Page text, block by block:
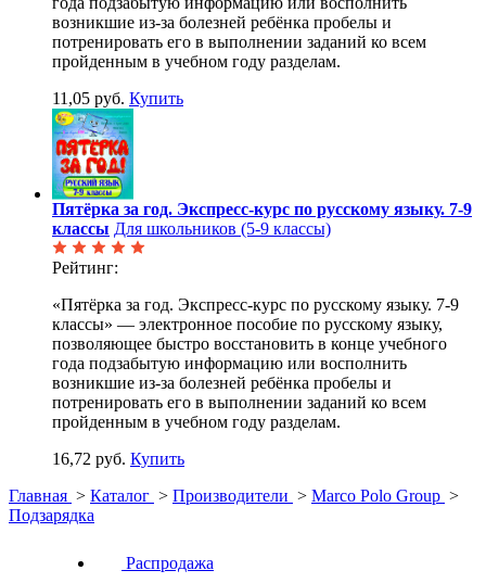
возникшие из-за болезней ребёнка пробелы и
потренировать его в выполнении заданий ко всем
пройденным в учебном году разделам.
11,05 руб. Купить
Пятёрка за год. Экспресс-курс по русскому языку. 7-9
классы Для школьников (5-9 классы)
Рейтинг:
«Пятёрка за год. Экспресс-курс по русскому языку. 7-9
классы» — электронное пособие по русскому языку,
позволяющее быстро восстановить в конце учебного
года подзабытую информацию или восполнить
возникшие из-за болезней ребёнка пробелы и
потренировать его в выполнении заданий ко всем
пройденным в учебном году разделам.
16,72 руб. Купить
Главная > Каталог > Производители > Marco Polo Group >
Подзарядка
Распродажа